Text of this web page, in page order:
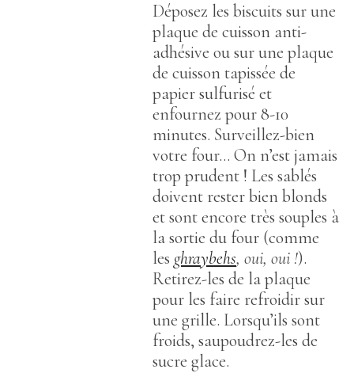
Déposez les biscuits sur une
plaque de cuisson anti-
adhésive ou sur une plaque
de cuisson tapissée de
papier sulfurisé et
enfournez pour 8-10
minutes. Surveillez-bien
votre four… On n’est jamais
trop prudent ! Les sablés
doivent rester bien blonds
et sont encore très souples à
la sortie du four (comme
les ghraybehs, oui, oui !).
Retirez-les de la plaque
pour les faire refroidir sur
une grille. Lorsqu’ils sont
froids, saupoudrez-les de
sucre glace.